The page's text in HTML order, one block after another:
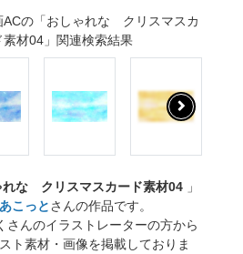
ACの「おしゃれな クリスマスカ
素材04」関連検索結果
れな クリスマスカード素材04 」
あこっとさんの作品です。
さんのイラストレーターの方から
ト素材・画像を掲載しておりま